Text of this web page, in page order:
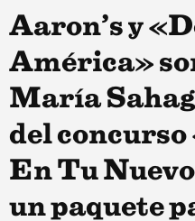
Aaron’s y
América»
María
del
En Tu
un paquete